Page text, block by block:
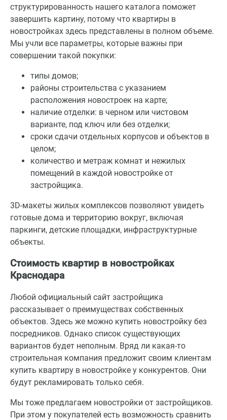
структурированность нашего каталога поможет
завершить картину, потому что квартиры в
новостройках здесь представлены в полном объеме.
Мы учли все параметры, которые важны при
совершении такой покупки:
типы домов;
районы строительства с указанием
расположения новостроек на карте;
наличие отделки: в черном или чистовом
варианте, под ключ или без отделки;
сроки сдачи отдельных корпусов и объектов в
целом;
количество и метраж комнат и нежилых
помещений в каждой новостройке от
застройщика.
3D-макеты жилых комплексов позволяют увидеть
готовые дома и территорию вокруг, включая
паркинги, детские площадки, инфраструктурные
объекты.
Стоимость квартир в новостройках
Краснодара
Любой официальный сайт застройщика
рассказывает о преимуществах собственных
объектов. Здесь же можно купить новостройку без
посредников. Однако список существующих
вариантов будет неполным. Вряд ли какая-то
строительная компания предложит своим клиентам
купить квартиру в новостройке у конкурентов. Они
будут рекламировать только себя.
Мы тоже предлагаем новостройки от застройщиков.
При этом у покупателей есть возможность сравнить